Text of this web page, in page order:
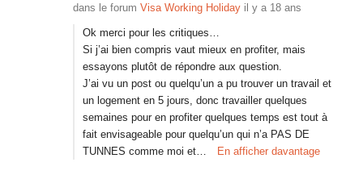
dans le forum Visa Working Holiday il y a 18 ans
Ok merci pour les critiques…
Si j’ai bien compris vaut mieux en profiter, mais
essayons plutôt de répondre aux question.
J’ai vu un post ou quelqu’un a pu trouver un travail et
un logement en 5 jours, donc travailler quelques
semaines pour en profiter quelques temps est tout à
fait envisageable pour quelqu’un qui n’a PAS DE
TUNNES comme moi et…
En afficher davantage